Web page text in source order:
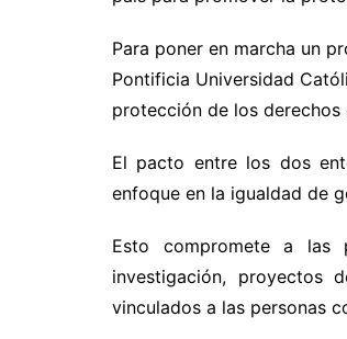
Para poner en marcha un
Pontificia Universidad
protección de los derechos
El pacto entre los dos
enfoque en la igualdad de
Esto compromete a las
investigación, proyectos
vinculados a las personas